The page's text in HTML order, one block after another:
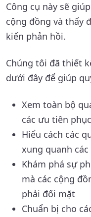
Công cụ này sẽ
cộng đồng và thấy
kiến phản hồi.
Chúng tôi đã thiết
dưới đây để giúp
Xem toàn bộ
các ưu tiên
Hiểu cách các
xung quanh
Khám phá sự
mà các cộng
phải đối mặt
Chuẩn bị cho